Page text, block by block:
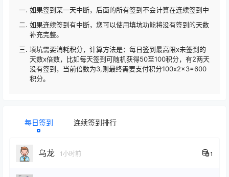
如果签到某一天中断，后面的所有签到不会计算在连续签到中
如果连续签到有中断，您可以使用填坑功能将没有签到的天数
补充完整。
填坑需要消耗积分，计算方法是：每日签到最高限x未签到的
天数x倍数，比如每天签到可随机获得50至100积分，有2两天
没有签到，当前倍数为3,则最终需要支付积分100x2x3=600
积分。
每日签到 连续签到排行
乌龙 1小时前 1